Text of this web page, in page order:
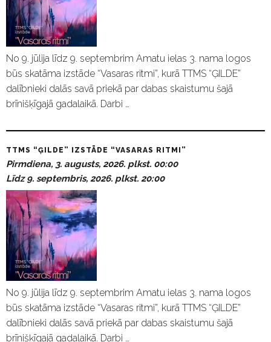
No 9. jūlija līdz 9. septembrim Amatu ielas 3. nama logos
būs skatāma izstāde “Vasaras ritmi”, kurā TTMS “ĢILDE”
dalībnieki dalās savā priekā par dabas skaistumu šajā
brīnišķīgajā gadalaikā. Darbi …
TTMS “ĢILDE” IZSTĀDE “VASARAS RITMI”
Pirmdiena, 3. augusts, 2026. plkst. 00:00
Līdz 9. septembris, 2026. plkst. 20:00
No 9. jūlija līdz 9. septembrim Amatu ielas 3. nama logos
būs skatāma izstāde “Vasaras ritmi”, kurā TTMS “ĢILDE”
dalībnieki dalās savā priekā par dabas skaistumu šajā
brīnišķīgajā gadalaikā. Darbi …